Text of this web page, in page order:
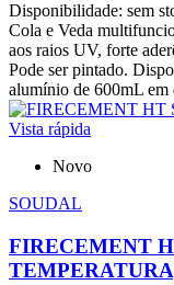
Disponibilidade: sem
Cola e Veda
aos raios UV, forte
Pode ser pintado.
alumínio de 600mL em
Vista rápida
Novo
SOUDAL
FIRECEMENT